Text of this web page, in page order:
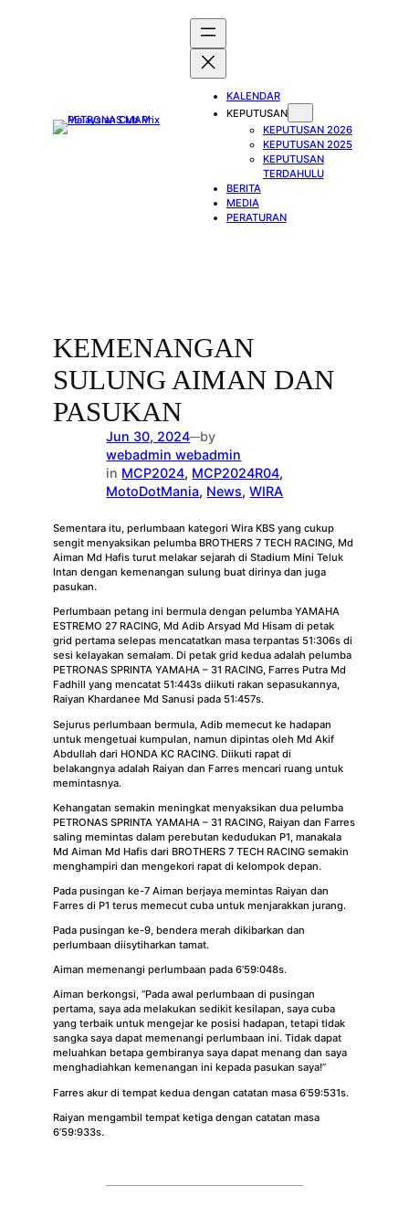
KALENDAR
KEPUTUSAN
KEPUTUSAN 2026
KEPUTUSAN 2025
KEPUTUSAN
TERDAHULU
BERITA
MEDIA
PERATURAN
KEMENANGAN
SULUNG AIMAN DAN
PASUKAN
Jun 30, 2024—by
webadmin webadmin
in MCP2024, MCP2024R04
MotoDotMania, News, WIRA
Sementara itu, perlumbaan kategori Wira KBS yang cukup
sengit menyaksikan pelumba BROTHERS 7 TECH RACING, Md
Aiman Md Hafis turut melakar sejarah di Stadium Mini Teluk
Intan dengan kemenangan sulung buat dirinya dan juga
pasukan.
Perlumbaan petang ini bermula dengan pelumba YAMAHA
ESTREMO 27 RACING, Md Adib Arsyad Md Hisam di petak
grid pertama selepas mencatatkan masa terpantas 51:306s di
sesi kelayakan semalam. Di petak grid kedua adalah pelumba
PETRONAS SPRINTA YAMAHA – 31 RACING, Farres Putra Md
Fadhill yang mencatat 51:443s diikuti rakan sepasukannya,
Raiyan Khardanee Md Sanusi pada 51:457s.
Sejurus perlumbaan bermula, Adib memecut ke hadapan
untuk mengetuai kumpulan, namun dipintas oleh Md Akif
Abdullah dari HONDA KC RACING. Diikuti rapat di
belakangnya adalah Raiyan dan Farres mencari ruang untuk
memintasnya.
Kehangatan semakin meningkat menyaksikan dua pelumba
PETRONAS SPRINTA YAMAHA – 31 RACING, Raiyan dan Farres
saling memintas dalam perebutan kedudukan P1, manakala
Md Aiman Md Hafis dari BROTHERS 7 TECH RACING semakin
menghampiri dan mengekori rapat di kelompok depan.
Pada pusingan ke-7 Aiman berjaya memintas Raiyan dan
Farres di P1 terus memecut cuba untuk menjarakkan jurang.
Pada pusingan ke-9, bendera merah dikibarkan dan
perlumbaan diisytiharkan tamat.
Aiman memenangi perlumbaan pada 6’59:048s.
Aiman berkongsi, “Pada awal perlumbaan di pusingan
pertama, saya ada melakukan sedikit kesilapan, saya cuba
yang terbaik untuk mengejar ke posisi hadapan, tetapi tidak
sangka saya dapat memenangi perlumbaan ini. Tidak dapat
meluahkan betapa gembiranya saya dapat menang dan saya
menghadiahkan kemenangan ini kepada pasukan saya!”
Farres akur di tempat kedua dengan catatan masa 6’59:531s.
Raiyan mengambil tempat ketiga dengan catatan masa
6’59:933s.